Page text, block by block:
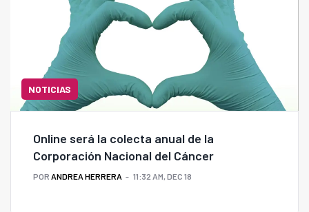
NOTICIAS
Online será la colecta anual de la
Corporación Nacional del Cáncer
POR ANDREA HERRERA 11:32 AM, DEC 18